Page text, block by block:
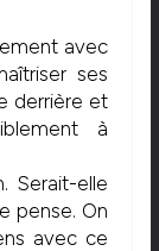
avec
ses
derrière et
à
Serait-elle
pense. On
avec ce